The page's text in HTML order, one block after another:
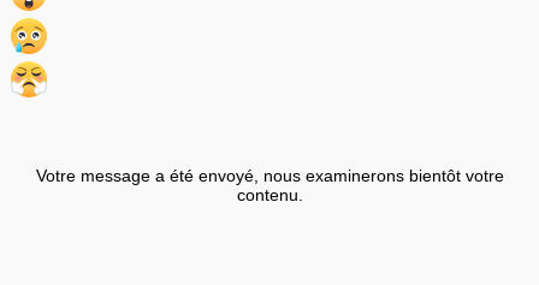
Votre message a été envoyé, nous examinerons bientôt votre
contenu.